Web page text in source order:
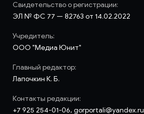
Свидетельство о регистрации:
ЭЛ № ФС 77 — 82763 от 14.02.2022
Учредитель:
ООО "Медиа Юнит"
Главный редактор:
Лапочкин К. Б.
Контакты редакции:
+7 925 254-01-06, gorportali@yandex.ru